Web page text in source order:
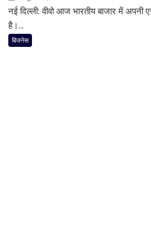
नई दिल्ली: वीवो आज भारतीय बाजार में अपनी
है।...
बिजनेस